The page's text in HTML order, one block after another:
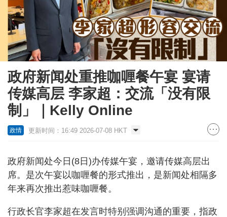
政府新闻处重推咖喱餐午宴 宴请
传媒高层 李家超：交流「没有限
制」｜Kelly Online
政情 更新时间：16:49 2026-07-08 HKT
政府新闻处今日(8日)办传媒午宴，邀请传媒高层出
席。是次午宴以咖喱餐的形式推出，是新闻处相隔多
年来再次推出惹味咖喱餐。
行政长官李家超在发言时特别强调沟通的重要，指政